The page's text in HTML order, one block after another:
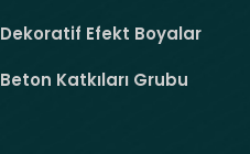
Dekoratif Efekt Boyalar
Beton Katkıları Grubu